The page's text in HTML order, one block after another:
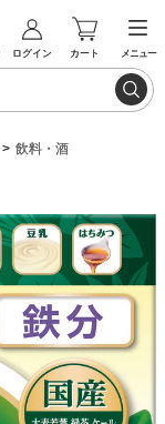
ログイン カート メニュー
飲料・酒